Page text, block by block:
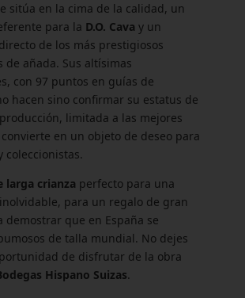
sitúa en la cima de la calidad, un
para la D.O. Cava y un
de los más prestigiosos
de añada. Sus altísimas
con 97 puntos en guías de
hacen sino confirmar su estatus de
limitada a las mejores
convierte en un objeto de deseo para
coleccionistas.
larga crianza perfecto para una
para un regalo de gran
demostrar que en España se
de talla mundial. No dejes
de disfrutar de la obra
Hispano Suizas.